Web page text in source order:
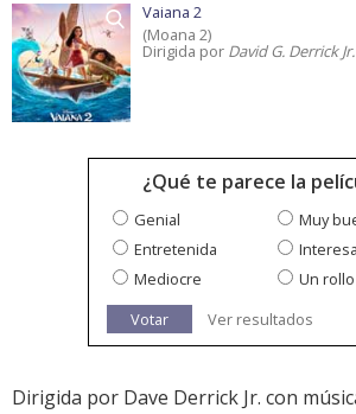
Vaiana 2
(Moana 2)
Dirigida por David G. Derrick Jr.
¿Qué te parece la
Genial
Muy
Entretenida
Mediocre
Un rollo
Votar
Ver resultados
Dirigida por Dave Derrick Jr. con